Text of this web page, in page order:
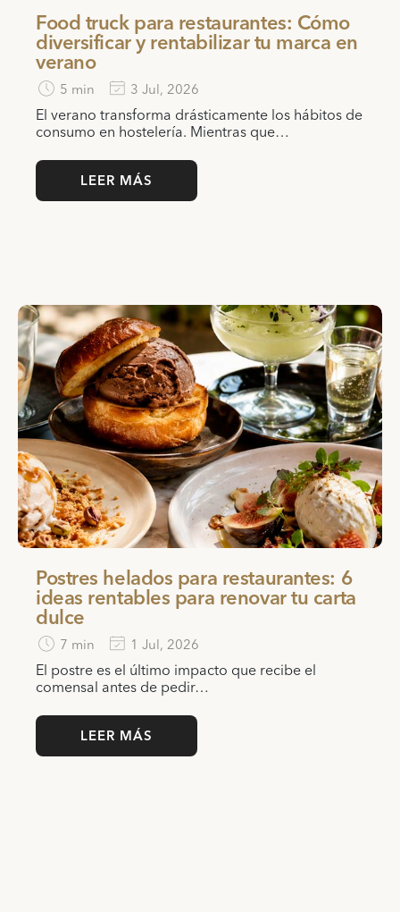
Food truck para restaurantes: Cómo
diversificar y rentabilizar tu marca en
verano
5 min 3 Jul, 2026
El verano transforma drásticamente los hábitos de
consumo en hostelería. Mientras que…
LEER MÁS
Postres helados para restaurantes: 6
ideas rentables para renovar tu carta
dulce
7 min 1 Jul, 2026
El postre es el último impacto que recibe el
comensal antes de pedir…
LEER MÁS